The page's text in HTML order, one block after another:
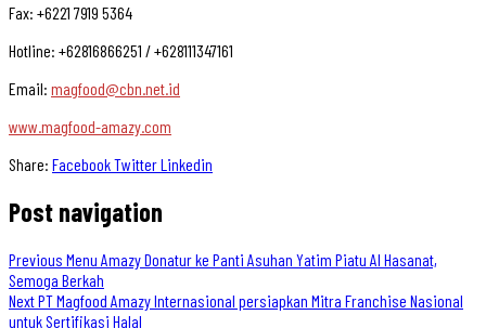
Fax: +6221 7919 5364
Hotline: +62816866251 / +628111347161
Email: magfood@cbn.net.id
www.magfood-amazy.com
Share: FacebookTwitterLinkedin
Post navigation
Previous Menu Amazy Donatur ke Panti Asuhan Yatim Piatu Al Hasanat,
Semoga Berkah
NextPT Magfood Amazy Internasional persiapkan Mitra Franchise Nasional
untuk Sertifikasi Halal